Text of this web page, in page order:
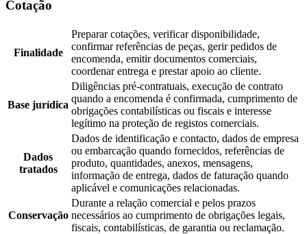
Cotação
Finalidade
Preparar cotações, verificar disponibilidade,
confirmar referências de peças, gerir pedidos de
encomenda, emitir documentos comerciais,
coordenar entrega e prestar apoio ao cliente.
Base jurídica
Diligências pré-contratuais, execução de contrato
quando a encomenda é confirmada, cumprimento de
obrigações contabilísticas ou fiscais e interesse
legítimo na proteção de registos comerciais.
Dados
tratados
Dados de identificação e contacto, dados de empresa
ou embarcação quando fornecidos, referências de
produto, quantidades, anexos, mensagens,
informação de entrega, dados de faturação quando
aplicável e comunicações relacionadas.
Conservação
Durante a relação comercial e pelos prazos
necessários ao cumprimento de obrigações legais,
fiscais, contabilísticas, de garantia ou reclamação.